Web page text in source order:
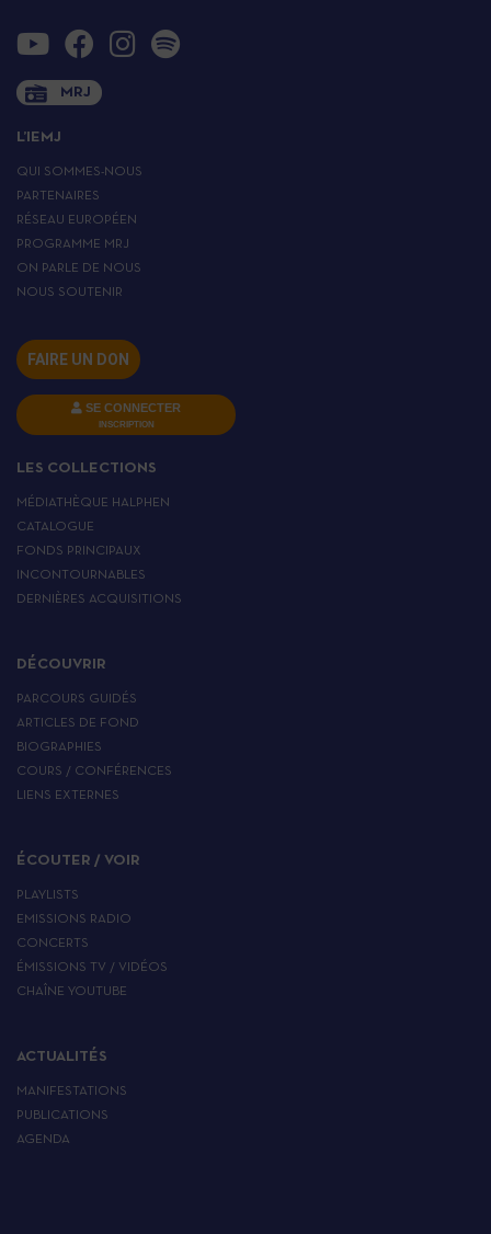
MRJ
L’IEMJ
QUI SOMMES-NOUS
PARTENAIRES
RÉSEAU EUROPÉEN
PROGRAMME MRJ
ON PARLE DE NOUS
NOUS SOUTENIR
FAIRE UN DON
SE CONNECTER
INSCRIPTION
LES COLLECTIONS
MÉDIATHÈQUE HALPHEN
CATALOGUE
FONDS PRINCIPAUX
INCONTOURNABLES
DERNIÈRES ACQUISITIONS
DÉCOUVRIR
PARCOURS GUIDÉS
ARTICLES DE FOND
BIOGRAPHIES
COURS / CONFÉRENCES
LIENS EXTERNES
ÉCOUTER / VOIR
PLAYLISTS
EMISSIONS RADIO
CONCERTS
ÉMISSIONS TV / VIDÉOS
CHAÎNE YOUTUBE
ACTUALITÉS
MANIFESTATIONS
PUBLICATIONS
AGENDA